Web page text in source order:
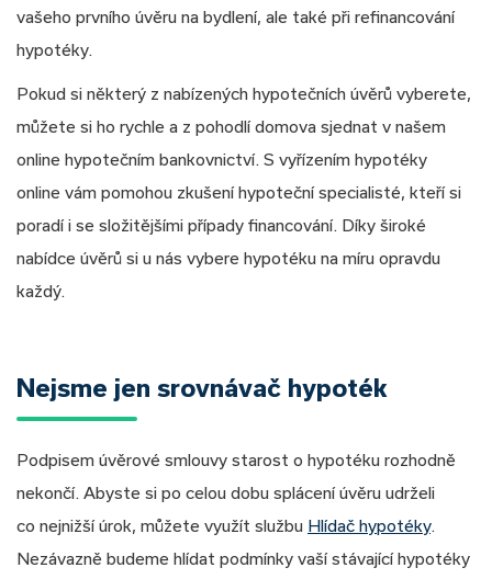
vašeho prvního úvěru na bydlení, ale také při refinancování
hypotéky.
Pokud si některý z nabízených hypotečních úvěrů vyberete,
můžete si ho rychle a z pohodlí domova sjednat v našem
online hypotečním bankovnictví. S vyřízením hypotéky
online vám pomohou zkušení hypoteční specialisté, kteří si
poradí i se složitějšími případy financování. Díky široké
nabídce úvěrů si u nás vybere hypotéku na míru opravdu
každý.
Nejsme jen srovnávač hypoték
Podpisem úvěrové smlouvy starost o hypotéku rozhodně
nekončí. Abyste si po celou dobu splácení úvěru udrželi
co nejnižší úrok, můžete využít službu Hlídač hypotéky.
Nezávazně budeme hlídat podmínky vaší stávající hypotéky